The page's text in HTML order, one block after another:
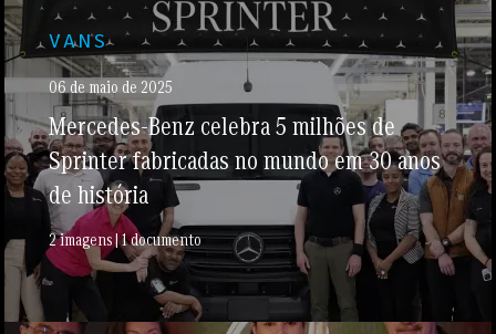
VANS
06 de maio de 2025
Mercedes-Benz celebra 5 milhões de
Sprinter fabricadas no mundo em 30 anos
de história
2 imagens | 1 documento